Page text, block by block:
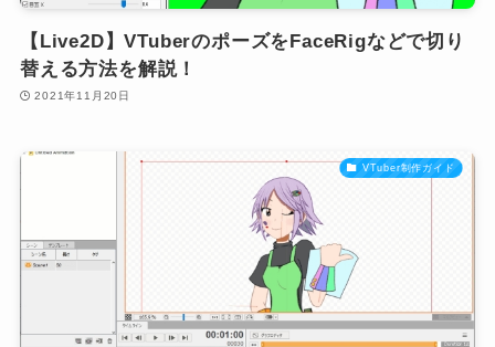
【Live2D】VTuberのポーズをFaceRigなどで切り
替える方法を解説！
2021年11月20日
VTuber制作ガイド